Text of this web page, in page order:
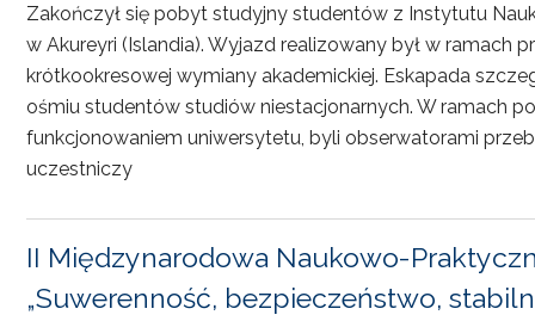
Zakończył się pobyt studyjny studentów z Instytutu
w Akureyri (Islandia). Wyjazd realizowany był w ramach
krótkookresowej wymiany akademickiej. Eskapada
ośmiu studentów studiów niestacjonarnych. W ramach
funkcjonowaniem uniwersytetu, byli obserwatorami
uczestniczy
II Międzynarodowa Naukowo-
„Suwerenność, bezpieczeństwo,